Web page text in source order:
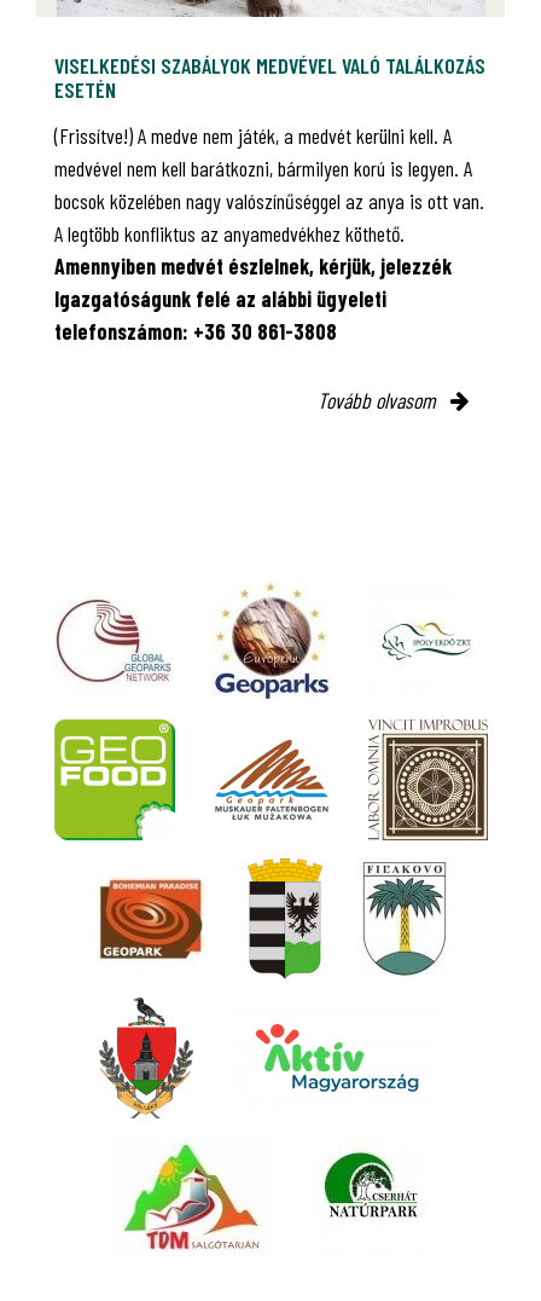
VISELKEDÉSI SZABÁLYOK MEDVÉVEL VALÓ TALÁLKOZÁS
ESETÉN
(Frissítve!) A medve nem játék, a medvét kerülni kell. A
medvével nem kell barátkozni, bármilyen korú is legyen. A
bocsok közelében nagy valószínűséggel az anya is ott van.
A legtöbb konfliktus az anyamedvékhez köthető.
Amennyiben medvét észlelnek, kérjük, jelezzék
Igazgatóságunk felé az alábbi ügyeleti
telefonszámon: +36 30 861-3808
Tovább olvasom